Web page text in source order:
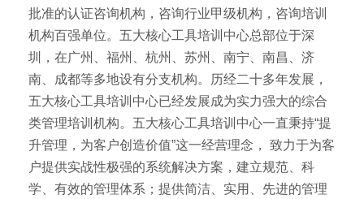
批准的认证咨询机构，咨询行业甲级机构，咨询培训
机构百强单位。五大核心工具培训中心总部位于深
圳，在广州、福州、杭州、苏州、南宁、南昌、济
南、成都等多地设有分支机构。历经二十多年发展，
五大核心工具培训中心已经发展成为实力强大的综合
类管理培训机构。五大核心工具培训中心一直秉持“提
升管理，为客户创造价值”这一经营理念， 致力于为客
户提供实战性极强的系统解决方案，建立规范、科
学、有效的管理体系；提供简洁、实用、先进的管理